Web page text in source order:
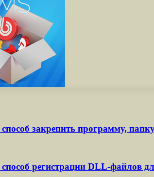
закрепить программу,
регистрации DLL-файлов